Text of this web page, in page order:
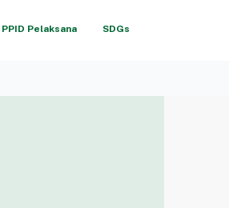
PPID Pelaksana SDGs